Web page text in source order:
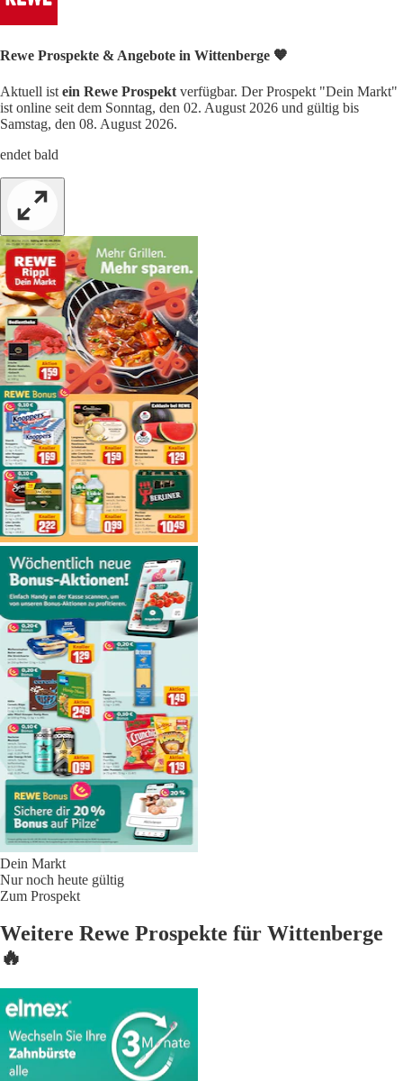
Rewe Prospekte & Angebote in Wittenberge 🧡
Aktuell ist ein Rewe Prospekt verfügbar. Der Prospekt "Dein Markt"
ist online seit dem Sonntag, den 02. August 2026 und gültig bis
Samstag, den 08. August 2026.
endet bald
Dein Markt
Nur noch heute gültig
Zum Prospekt
Weitere Rewe Prospekte für Wittenberge
🔥